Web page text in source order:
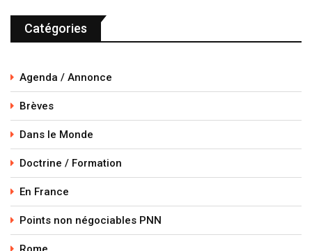
Catégories
Agenda / Annonce
Brèves
Dans le Monde
Doctrine / Formation
En France
Points non négociables PNN